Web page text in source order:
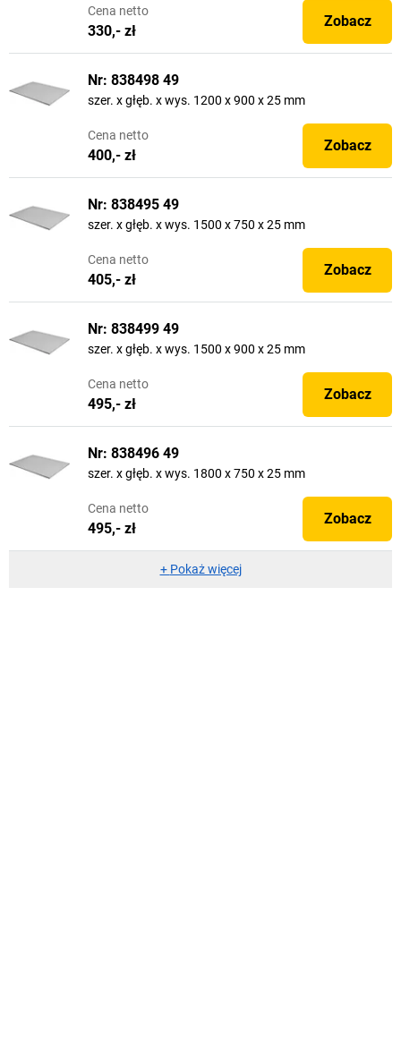
Cena netto
330,- zł
Zobacz
Nr: 838498 49
szer. x głęb. x wys. 1200 x 900 x 25 mm
Cena netto
400,- zł
Zobacz
Nr: 838495 49
szer. x głęb. x wys. 1500 x 750 x 25 mm
Cena netto
405,- zł
Zobacz
Nr: 838499 49
szer. x głęb. x wys. 1500 x 900 x 25 mm
Cena netto
495,- zł
Zobacz
Nr: 838496 49
szer. x głęb. x wys. 1800 x 750 x 25 mm
Cena netto
495,- zł
Zobacz
+ Pokaż więcej